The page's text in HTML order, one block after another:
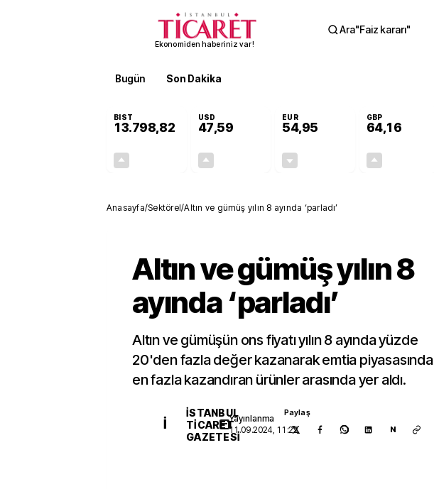
Ekonomiden haberiniz var!
Ara"Faiz kararı"
Bugün Son Dakika
BIST
13.798,82
USD
47,59
EUR
54,95
GBP
64,16
Anasayfa/Sektörel/Altın ve gümüş yılın 8 ayında ‘parladı’
Altın ve gümüş yılın 8
ayında ‘parladı’
Altın ve gümüşün ons fiyatı yılın 8 ayında yüzde
20'den fazla değer kazanarak emtia piyasasında
en fazla kazandıran ürünler arasında yer aldı.
İ
İSTANBUL
TICARET
GAZETESI
Yayınlanma
11.09.2024, 11:22
Paylaş
N